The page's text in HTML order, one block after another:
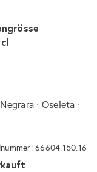
Variante
verfügbar
· Oseleta ·
66604.150.16